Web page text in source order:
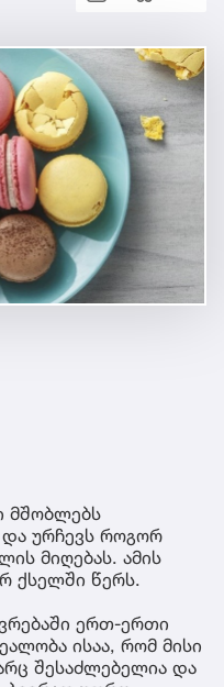
მშობლებს
ურჩევს როგორ
მიღებას. ამის
ქსელში წერს.
ერთ-ერთი
ისაა, რომ მისი
შესაძლებელია და